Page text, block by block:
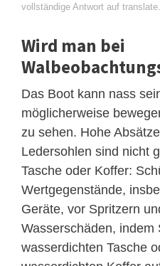
vollständige Antwort auf
Wird man bei
Das Boot kann nass
möglicherweise
zu sehen. Hohe
Ledersohlen sind nicht
Tasche oder Koffer:
Wertgegenstände,
Geräte, vor Spritzern
Wasserschäden, indem
wasserdichten Tasche